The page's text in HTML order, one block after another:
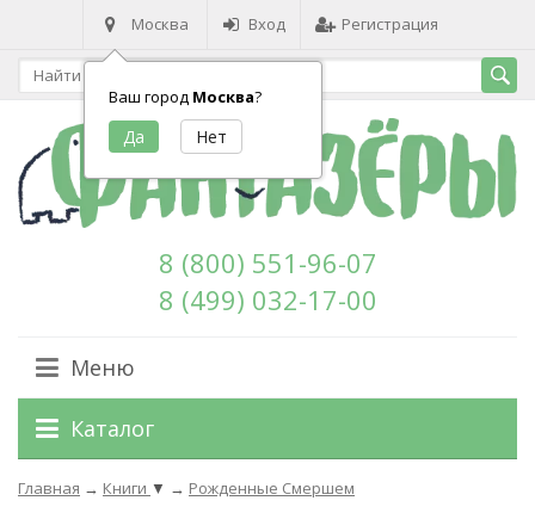
Москва
Ваш город Москва?
Вход Регистрация
8 (800) 551-96-07
8 (499) 032-17-00
Меню
Каталог
Главная → Книги ▼ → Рожденные Смершем